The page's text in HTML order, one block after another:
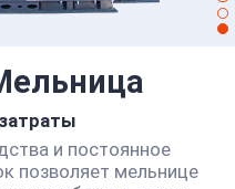
и постоянное
позволяет мельнице